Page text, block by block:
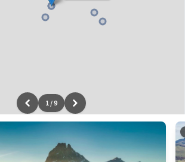
|données ©OpenStreetMap/ODbL - renduOSM France
1 /9